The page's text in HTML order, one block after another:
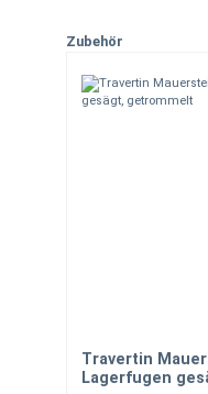
Produktgalerie
Zubehör
Travertin
Lagerfugen